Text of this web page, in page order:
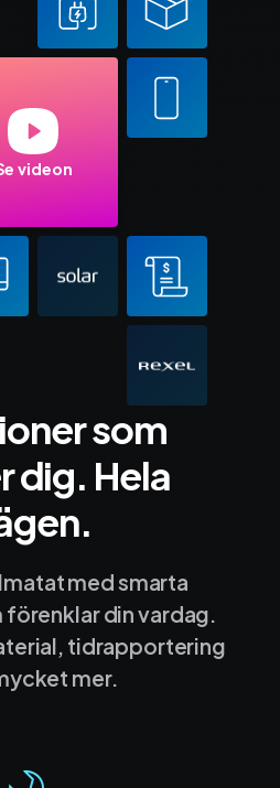
videon
som
dig. Hela
med smarta
din vardag.
tidrapportering
mer.